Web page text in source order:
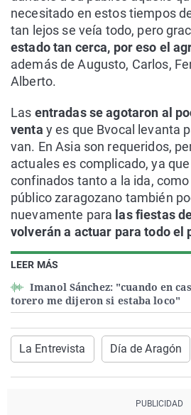
LEER MÁS
Imanol Sánchez: "cuando en
torero me dijeron si estaba loco"
necesitado en estos tiempos
tan lejos se veía todo, pero
estado tan cerca, por eso el
además de Augusto, Carlos,
Alberto.
Las entradas se agotaron al
venta y es que Bvocal levanta
van. En Asia son requeridos,
actuales es complicado, ya
confinados tanto a la ida, como
público zaragozano también
nuevamente para las fiestas
volverán a actuar para todo el
La Entrevista Día de Aragón